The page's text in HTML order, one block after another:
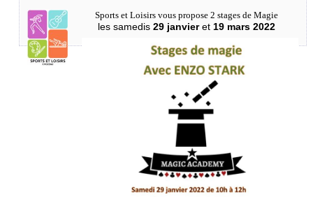
Sports et Loisirs vous propose 2 stages de Magie
les samedis 29 janvieret 19 mars 2022